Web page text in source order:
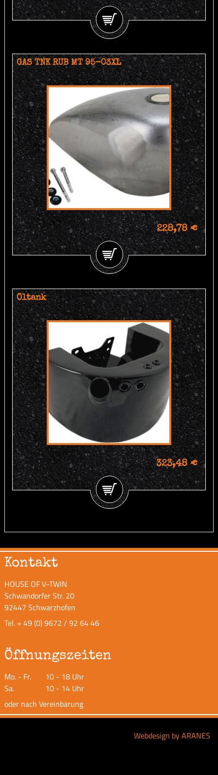
GAS TNK RUB MT 95-03XL
228,78 €
Öltank
323,48 €
Kontakt
HOUSE OF V-TWIN
Schwandorfer Str. 20
92447 Schwarzhofen
Tel. + 49 (0) 9672 / 92 64 46
Öffnungszeiten
Mo. - Fr.
10 - 18 Uhr
Sa.
10 - 14 Uhr
oder nach Vereinbarung
Webdesign by ARANES